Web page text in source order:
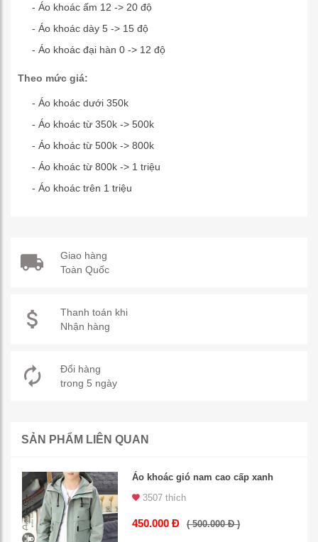
- Áo khoác ấm 12 -> 20 độ
- Áo khoác dày 5 -> 15 độ
- Áo khoác đại hàn 0 -> 12 độ
Theo mức giá:
- Áo khoác dưới 350k
- Áo khoác từ 350k -> 500k
- Áo khoác từ 500k -> 800k
- Áo khoác từ 800k -> 1 triệu
- Áo khoác trên 1 triệu
Giao hàng
Toàn Quốc
Thanh toán khi
Nhận hàng
Đổi hàng
trong 5 ngày
SẢN PHẨM LIÊN QUAN
Áo khoác gió nam cao cấp xanh
3507 thích
450.000 Đ ( 500.000 Đ )